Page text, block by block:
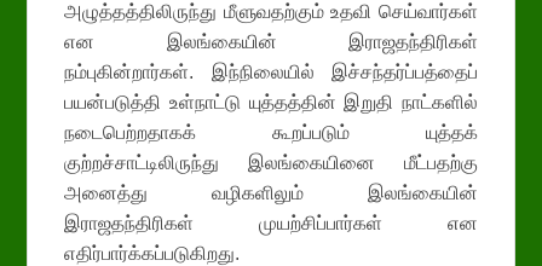
அழுத்தத்திலிருந்து மீளுவதற்கும் உதவி செய்வார்கள்
என இலங்கையின் இராஜதந்திரிகள்
நம்புகின்றார்கள். இந்நிலையில் இச்சந்தர்ப்பத்தைப்
பயன்படுத்தி உள்நாட்டு யுத்தத்தின் இறுதி நாட்களில்
நடைபெற்றதாகக் கூறப்படும் யுத்தக்
குற்றச்சாட்டிலிருந்து இலங்கையினை மீட்பதற்கு
அனைத்து வழிகளிலும் இலங்கையின்
இராஜதந்திரிகள் முயற்சிப்பார்கள் என
எதிர்பார்க்கப்படுகிறது.